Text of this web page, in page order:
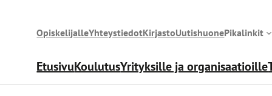
OpiskelijalleYhteystiedotKirjastoUutishuonePikalinkit
EtusivuKoulutusYrityksille ja organisaatioille